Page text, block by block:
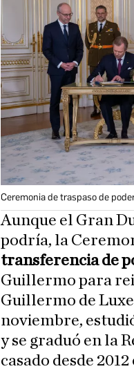
Ceremonia de traspaso de
Aunque el Gran
podría, la
transferencia de
Guillermo para
Guillermo de
noviembre,
y se graduó en la
casado desde